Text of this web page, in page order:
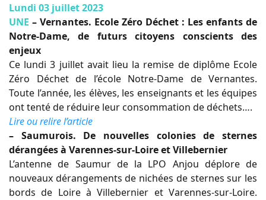
Lundi 03 juillet 2023
UNE – Vernantes. Ecole Zéro Déchet : Les enfants de
Notre-Dame, de futurs citoyens conscients des
enjeux
Ce lundi 3 juillet avait lieu la remise de diplôme Ecole
Zéro Déchet de l’école Notre-Dame de Vernantes.
Toute l’année, les élèves, les enseignants et les équipes
ont tenté de réduire leur consommation de déchets….
Lire ou relire l’article
– Saumurois. De nouvelles colonies de sternes
dérangées à Varennes-sur-Loire et Villebernier
L’antenne de Saumur de la LPO Anjou déplore de
nouveaux dérangements de nichées de sternes sur les
bords de Loire à Villebernier et Varennes-sur-Loire.